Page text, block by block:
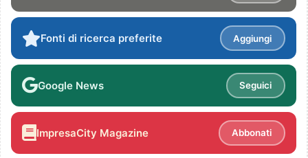
Fonti di ricerca preferite Aggiungi
Google News Seguici
ImpresaCity Magazine Abbonati